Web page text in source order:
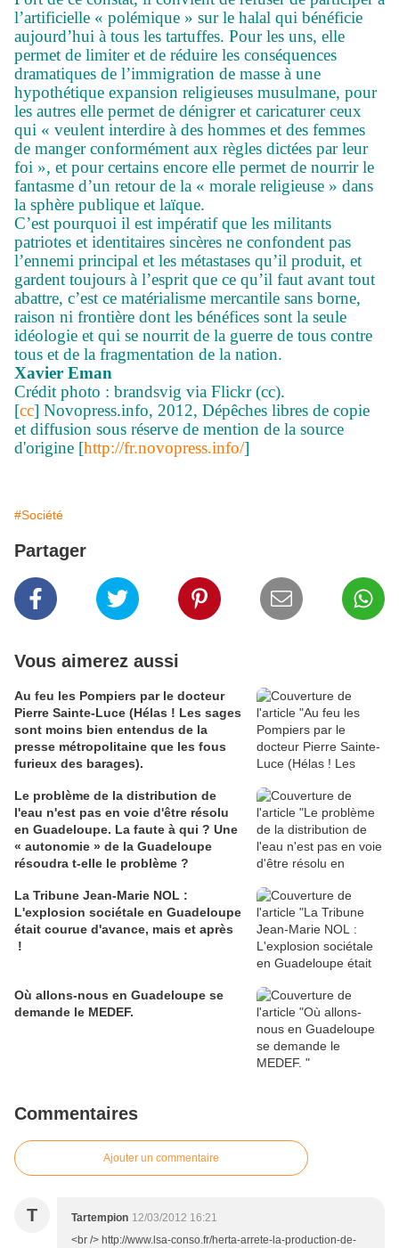
l’artificielle « polémique » sur le halal qui bénéficie
aujourd’hui à tous les tartuffes. Pour les uns, elle
permet de limiter et de réduire les conséquences
dramatiques de l’immigration de masse à une
hypothétique expansion religieuses musulmane, pour
les autres elle permet de dénigrer et caricaturer ceux
qui « veulent interdire à des hommes et des femmes
de manger conformément aux règles dictées par leur
foi », et pour certains encore elle permet de nourrir le
fantasme d’un retour de la « morale religieuse » dans
la sphère publique et laïque.
C’est pourquoi il est impératif que les militants
patriotes et identitaires sincères ne confondent pas
l’ennemi principal et les métastases qu’il produit, et
gardent toujours à l’esprit que ce qu’il faut avant tout
abattre, c’est ce matérialisme mercantile sans borne,
raison ni frontière dont les bénéfices sont la seule
idéologie et qui se nourrit de la guerre de tous contre
tous et de la fragmentation de la nation.
Xavier Eman
Crédit photo : brandsvig via Flickr (cc).
[cc] Novopress.info, 2012, Dépêches libres de copie
et diffusion sous réserve de mention de la source
d'origine [http://fr.novopress.info/]
#Société
Partager
Vous aimerez aussi
Au feu les Pompiers par le docteur
Pierre Sainte-Luce (Hélas ! Les sages
sont moins bien entendus de la
presse métropolitaine que les fous
furieux des barages).
Le problème de la distribution de
l'eau n'est pas en voie d'être résolu
en Guadeloupe. La faute à qui ? Une
« autonomie » de la Guadeloupe
résoudra t-elle le problème ?
La Tribune Jean-Marie NOL :
L'explosion sociétale en Guadeloupe
était courue d'avance, mais et après
!
Où allons-nous en Guadeloupe se
demande le MEDEF.
Commentaires
Ajouter un commentaire
T Tartempion 12/03/2012 16:21
<br /> http://www.lsa-conso.fr/herta-arrete-la-production-de-